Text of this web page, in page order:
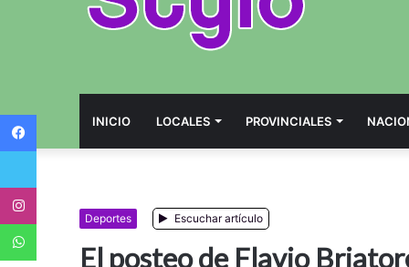
INICIO LOCALES PROVINCIALES
Deportes Escuchar artículo
El posteo de Flavio
Twitter
WhatsApp